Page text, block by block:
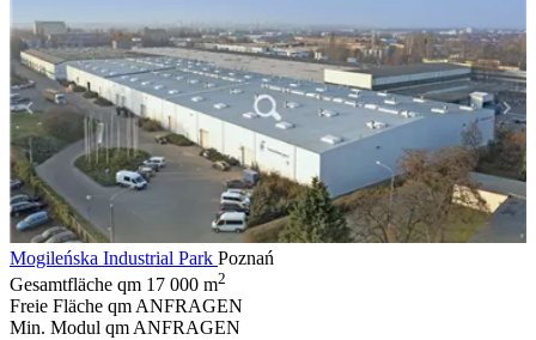
Mogileńska Industrial Park Poznań
Gesamtfläche qm 17 000 m2
Freie Fläche qm ANFRAGEN
Min. Modul qm ANFRAGEN